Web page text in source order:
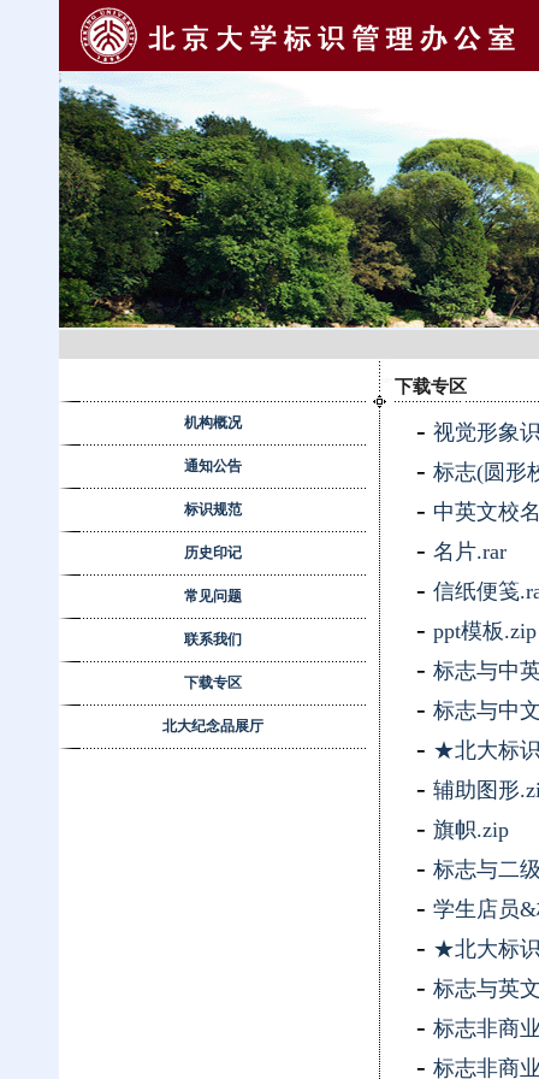
机构概况
通知公告
标识规范
历史印记
常见问题
联系我们
下载专区
北大纪念品展厅
下载专区
- 视觉形象
- 标志(圆形
- 中英文校
- 名片.rar
- 信纸便笺
- ppt模板.zip
- 标志与中
- 标志与中
- ★北大标
- 辅助图形
- 旗帜.zip
- 标志与二
- 学生店员
- ★北大标
- 标志与英
- 标志非商
- 标志非商